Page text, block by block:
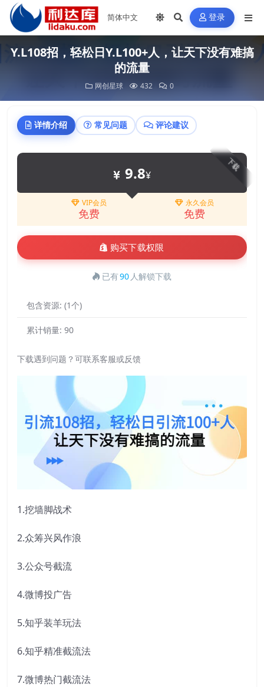
登录
Y.L108招，轻松日Y.L100+人，让天下没有难搞
的流量
网创星球 432 0
详情介绍 常见问题 评论建议
下载
9.8¥
VIP会员
免费
永久会员
免费
购买下载权限
已有90 人解锁下载
包含资源: (1个)
累计销量: 90
下载遇到问题？可联系客服或反馈
1.挖墙脚战术
2.众筹兴风作浪
3.公众号截流
4.微博投广告
5.知乎装羊玩法
6.知乎精准截流法
7.微博热门截流法